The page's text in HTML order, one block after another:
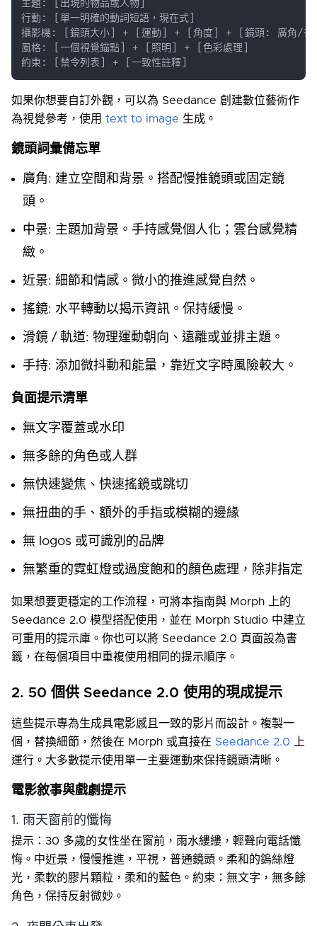
約束: [禁令列表] + [一致性註釋]
如果你想要自訂外觀，可以為 Seedance 創建數位藝術作
為視覺參考，使用 text to image 生成。
鏡頭詞彙備忘單
廣角: 建立空間和背景。搭配慢推鏡頭或固定鏡
頭。
中景: 主題加背景。手持感覺個人化；雲台感覺精
緻。
近景: 細節和情感。微小的推進感覺自然。
搖鏡: 水平轉動以揭示資訊。保持緩慢。
滑鏡 / 軌道: 物理運動朝向、遠離或並排主題。
手持: 添加微抖動和能量，靠近文字時風險較大。
負面提示清單
無文字覆蓋或水印
無多餘的角色或人群
無快速變焦、快速搖鏡或跳切
無扭曲的手、額外的手指或模糊的邊緣
無 logos 或可識別的品牌
無繁重的霓虹燈或過度飽和的顏色處理，除非指定
如果想要更穩定的工作流程，可將本指南與 Morph 上的
Seedance 2.0 模型搭配使用，並在 Morph Studio 中建立
可重用的提示庫。你也可以將 Seedance 2.0 頁面設為書
籤，在每個項目中重複使用相同的提示順序。
2. 50 個供 Seedance 2.0 使用的現成提示
這些提示專為生成具電影感且一致的影片而設計。複製一
個，替換細節，然後在 Morph 或直接在 Seedance 2.0 上
運行。大多數提示使用單一主要運動來保持鏡頭清晰。
電影敘事與戲劇提示
1. 雨天窗前的懺悔
提示：30 多歲的女性坐在窗前，雨水縷縷，輕聲向電話懺
悔。中近景，慢慢推進，平視，普通鏡頭。柔和的鎢絲燈
光，柔軟的膠片顆粒，柔和的藍色。約束：無文字，無多餘
角色，保持反射微妙。